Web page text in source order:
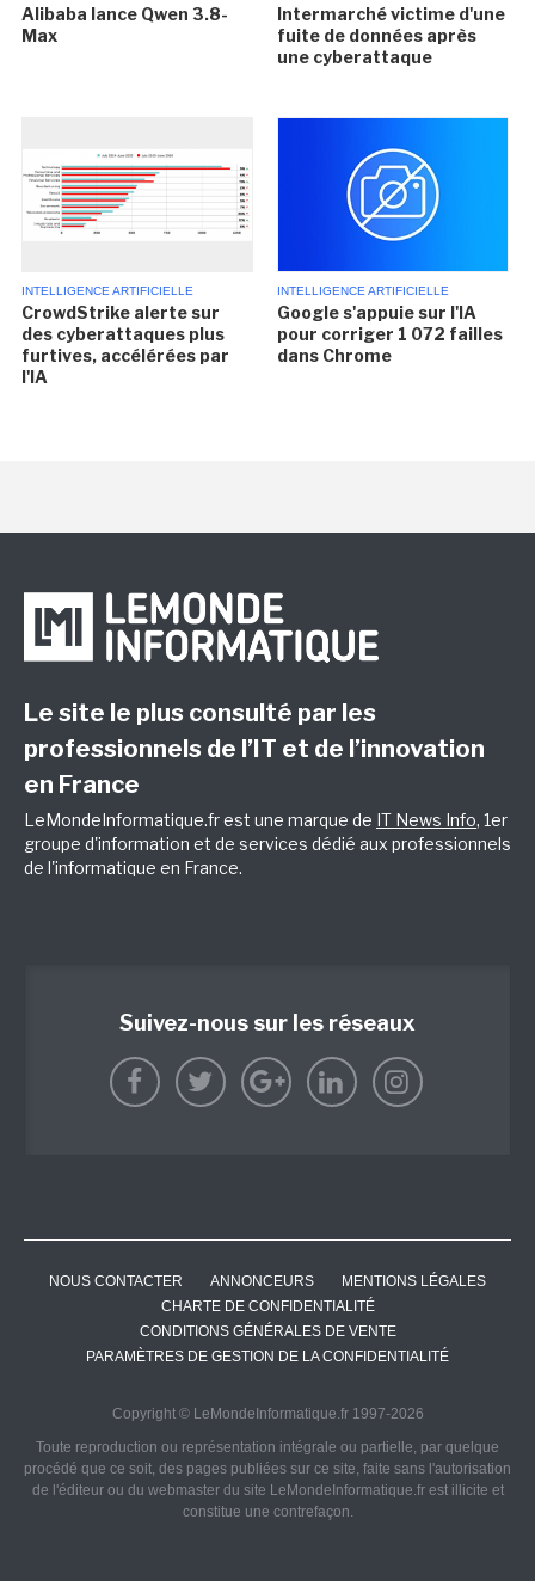
Alibaba lance Qwen 3.8-
Max
Intermarché victime d'une
fuite de données après
une cyberattaque
INTELLIGENCE ARTIFICIELLE
CrowdStrike alerte sur
des cyberattaques plus
furtives, accélérées par
l'IA
INTELLIGENCE ARTIFICIELLE
Google s'appuie sur l'IA
pour corriger 1 072 failles
dans Chrome
Le site le plus consulté par les
professionnels de l’IT et de l’innovation
en France
LeMondeInformatique.fr est une marque de IT News Info, 1er
groupe d'information et de services dédié aux professionnels
de l'informatique en France.
Suivez-nous sur les réseaux
NOUS CONTACTER ANNONCEURS
MENTIONS LÉGALES
CHARTE DE CONFIDENTIALITÉ
CONDITIONS GÉNÉRALES DE VENTE
PARAMÈTRES DE GESTION DE LA CONFIDENTIALITÉ
Copyright © LeMondeInformatique.fr 1997-2026
Toute reproduction ou représentation intégrale ou partielle, par quelque
procédé que ce soit, des pages publiées sur ce site, faite sans l'autorisation
de l'éditeur ou du webmaster du site LeMondeInformatique.fr est illicite et
constitue une contrefaçon.